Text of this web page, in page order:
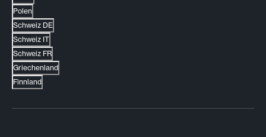
Polen
Schweiz DE
Schweiz IT
Schweiz FR
Griechenland
Finnland